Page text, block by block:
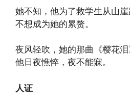
她不知，他为了救学生从山
不想成为她的累赘。
夜风轻吹，她的那曲《樱花
他日夜憔悴，夜不能寐。
人证